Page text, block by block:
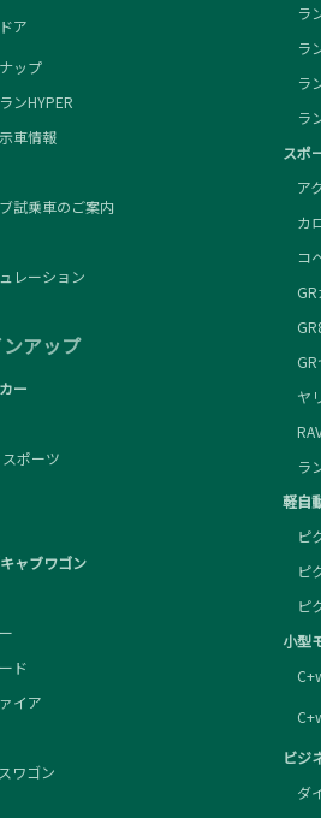
ア
ップ
ンHYPER
車情報
試乗車のご案内
レーション
アップ
ー
ポーツ
ャブワゴン
ド
イア
ワゴン
ラ
ラ
ラ
ラ
スポ
ア
カ
コ
GR
GR
ヤ
ラ
軽自
ピ
ピ
ピ
小型
ビジ
ダ